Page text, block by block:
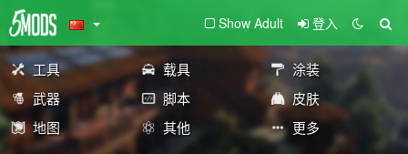
Show Adult 登入
工具 载具
涂装
武器
脚本
皮肤
地图
其他 更多